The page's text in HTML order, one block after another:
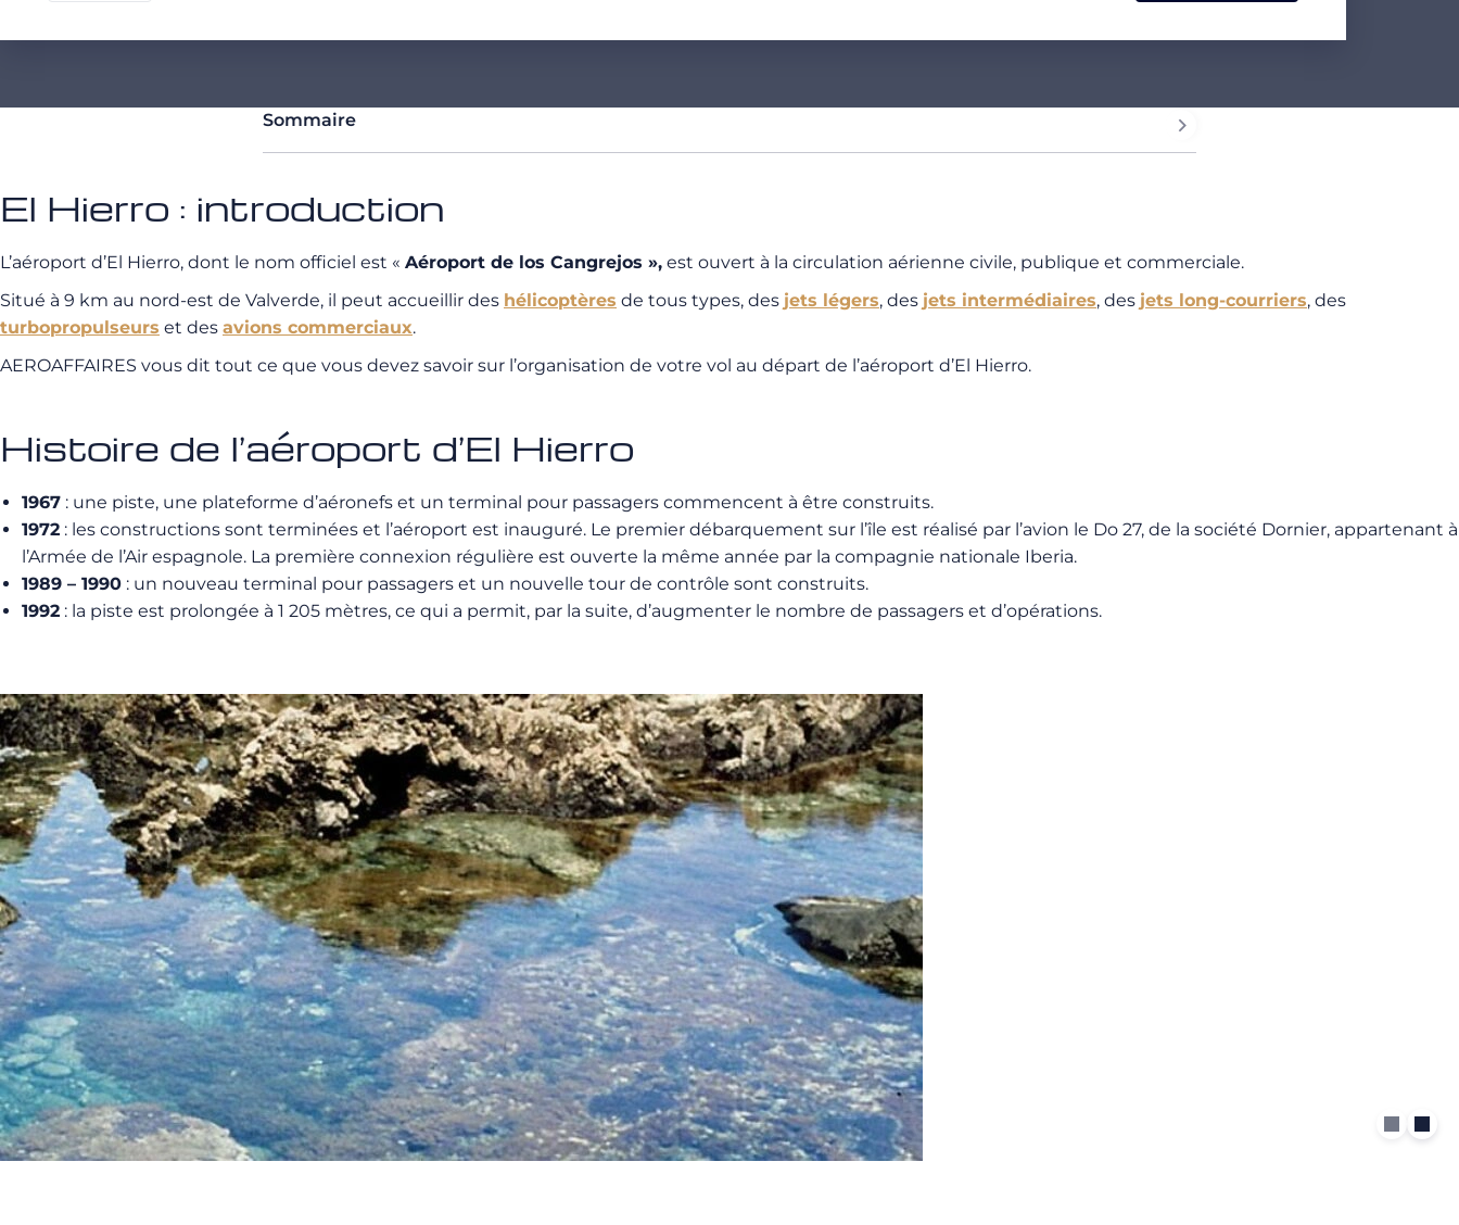
Sommaire
El Hierro : introduction
L’aéroport d’El Hierro, dont le nom officiel est « Aéroport de los Cangrejos », est ouvert à la circulation aérienne civile, publique et commerciale.
Situé à 9 km au nord-est de Valverde, il peut accueillir des hélicoptères de tous types, des jets légers, des jets intermédiaires, des jets long-courriers, des
turbopropulseurs et des avions commerciaux.
AEROAFFAIRES vous dit tout ce que vous devez savoir sur l’organisation de votre vol au départ de l’aéroport d’El Hierro.
Histoire de l’aéroport d’El Hierro
1967 : une piste, une plateforme d’aéronefs et un terminal pour passagers commencent à être construits.
1972 : les constructions sont terminées et l’aéroport est inauguré. Le premier débarquement sur l’île est réalisé par l’avion le Do 27, de la société Dornier, appartenant à
l’Armée de l’Air espagnole. La première connexion régulière est ouverte la même année par la compagnie nationale Iberia.
1989 – 1990 : un nouveau terminal pour passagers et un nouvelle tour de contrôle sont construits.
1992 : la piste est prolongée à 1 205 mètres, ce qui a permit, par la suite, d’augmenter le nombre de passagers et d’opérations.